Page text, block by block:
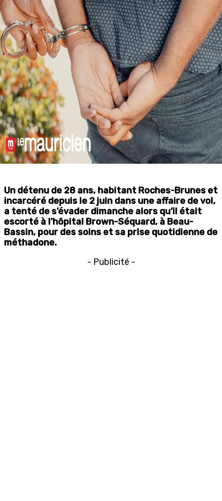
Un détenu de 28 ans, habitant Roches-Brunes et
incarcéré depuis le 2 juin dans une affaire de vol,
a tenté de s’évader dimanche alors qu’il était
escorté à l’hôpital Brown-Séquard, à Beau-
Bassin, pour des soins et sa prise quotidienne de
méthadone.
- Publicité -